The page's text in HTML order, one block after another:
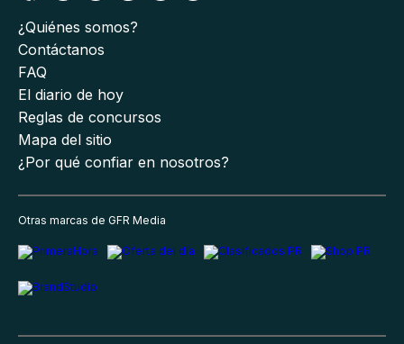
¿Quiénes somos?
Contáctanos
FAQ
El diario de hoy
Reglas de concursos
Mapa del sitio
¿Por qué confiar en nosotros?
Otras marcas de GFR Media